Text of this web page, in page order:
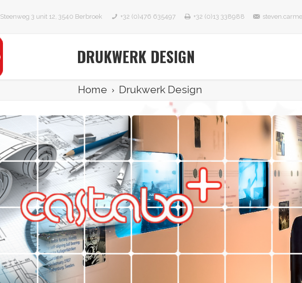
Steenweg 3 unit 12, 3540 Berbroek +32 (0)476 635497 +32 (0)13 338988
DRUKWERK DESIGN
Home Drukwerk Design